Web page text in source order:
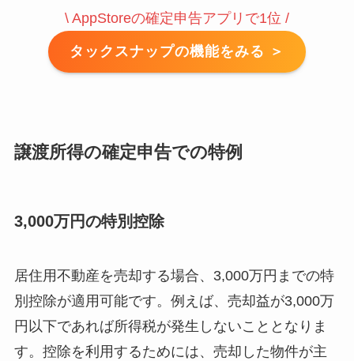
\ AppStoreの確定申告アプリで1位 /
タックスナップの機能をみる ＞
譲渡所得の確定申告での特例
3,000万円の特別控除
居住用不動産を売却する場合、3,000万円までの特
別控除が適用可能です。例えば、売却益が3,000万
円以下であれば所得税が発生しないこととなりま
す。控除を利用するためには、売却した物件が主